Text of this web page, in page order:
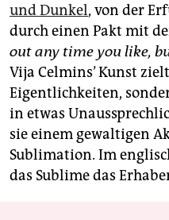
und Dunkel, von der
durch einen Pakt mit
out any time you like,
Vija Celmins’ Kunst
Eigentlichkeiten,
in etwas
sie einem gewaltigen
Sublimation. Im
das Sublime das